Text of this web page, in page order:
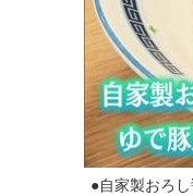
●自家製おろ